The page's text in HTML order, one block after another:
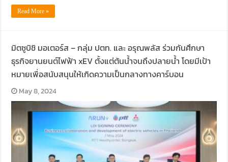
Read More »
มิตซูบิชิ มอเตอร์ส – กลุ่ม ปตท. และ อรุณพลัส ร่วมกันศึกษา
ธุรกิจยานยนต์ไฟฟ้า xEV ตั้งแต่ต้นน้ำจนถึงปลายน้ำ โดยมีเป้า
หมายเพื่อสนับสนุนให้เกิดความเป็นกลางทางคาร์บอน
May 8, 2024